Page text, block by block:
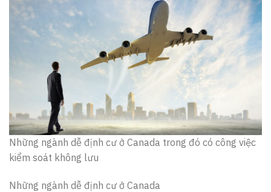
Những ngành dễ định cư ở Canada trong đó có công việc
kiểm soát không lưu
Những ngành dễ định cư ở Canada